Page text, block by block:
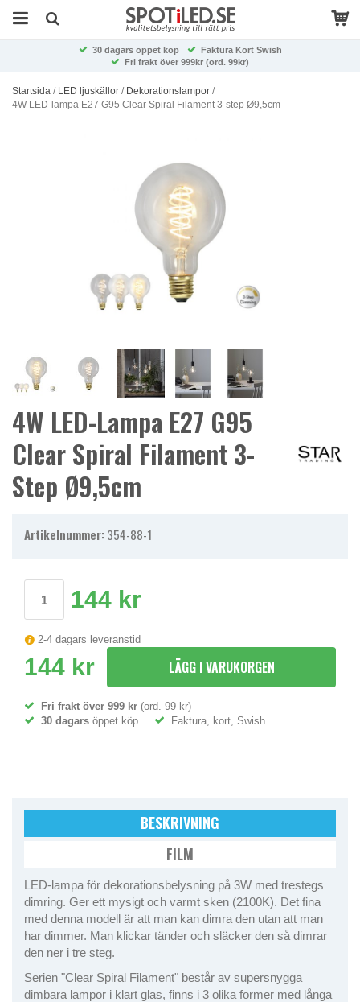
30 dagars öppet köp
Faktura Kort Swish
Fri frakt över 999kr (ord. 99kr)
Startsida / LED ljuskällor / Dekorationslampor /
4W LED-lampa E27 G95 Clear Spiral Filament 3-step Ø9,5cm
4W LED-Lampa E27 G95
Clear Spiral Filament 3-
Step Ø9,5cm
Artikelnummer:354-88-1
144 kr
2-4 dagars leveranstid
144 kr LÄGG I VARUKORGEN
Fri frakt över 999 kr (ord. 99 kr)
30 dagars öppet köp Faktura, kort, Swish
BESKRIVNING
FILM
LED-lampa för dekorationsbelysning på 3W med trestegs
dimring. Ger ett mysigt och varmt sken (2100K). Det fina
med denna modell är att man kan dimra den utan att man
har dimmer. Man klickar tänder och släcker den så dimrar
den ner i tre steg.
Serien "Clear Spiral Filament" består av supersnygga
dimbara lampor i klart glas, finns i 3 olika former med långa